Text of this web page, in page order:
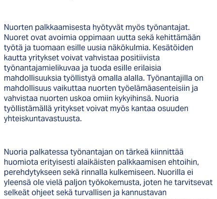
Nuorten palkkaamisesta hyötyvät myös työnantajat.
Nuoret ovat avoimia oppimaan uutta sekä kehittämään
työtä ja tuomaan esille uusia näkökulmia. Kesätöiden
kautta yritykset voivat vahvistaa positiivista
työnantajamielikuvaa ja tuoda esille erilaisia
mahdollisuuksia työllistyä omalla alalla. Työnantajilla on
mahdollisuus vaikuttaa nuorten työelämäasenteisiin ja
vahvistaa nuorten uskoa omiin kykyihinsä. Nuoria
työllistämällä yritykset voivat myös kantaa osuuden
yhteiskuntavastuusta.
Nuoria palkatessa työnantajan on tärkeä kiinnittää
huomiota erityisesti alaikäisten palkkaamisen ehtoihin,
perehdytykseen sekä rinnalla kulkemiseen. Nuorilla ei
yleensä ole vielä paljon työkokemusta, joten he tarvitsevat
selkeät ohjeet sekä turvallisen ja kannustavan